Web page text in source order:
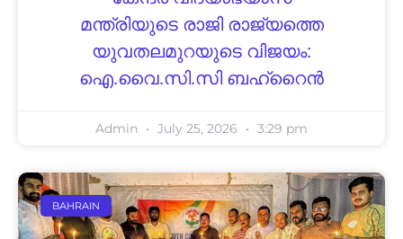
മന്ത്രിയുടെ രാജി രാജ്യത്തെ
യുവതലമുറയുടെ വിജയം:
ഐ.വൈ.സി.സി ബഹ്റൈൻ
Admin July 25, 2026 3:29 pm
BAHRAIN